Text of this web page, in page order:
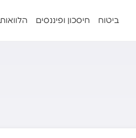
ביטוח חיסכון ופיננסים